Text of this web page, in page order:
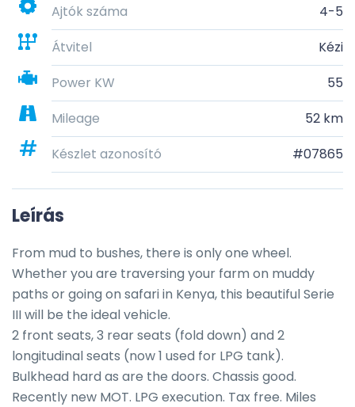
Ajtók száma
4-5
Átvitel
Kézi
Power KW
55
Mileage
52 km
Készlet azonosító
#07865
Leírás
From mud to bushes, there is only one wheel.
Whether you are traversing your farm on muddy
paths or going on safari in Kenya, this beautiful Serie
III will be the ideal vehicle.
2 front seats, 3 rear seats (fold down) and 2
longitudinal seats (now 1 used for LPG tank).
Bulkhead hard as are the doors. Chassis good.
Recently new MOT. LPG execution. Tax free. Miles